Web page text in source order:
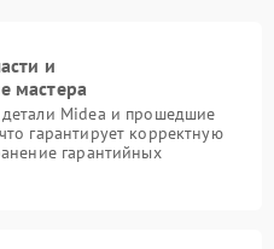
и
мастера
Midea и прошедшие
гарантирует корректную
гарантийных